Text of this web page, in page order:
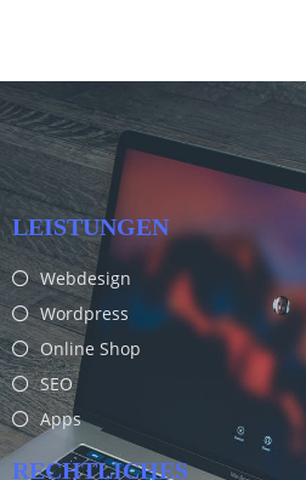
LEISTUNGEN
Webdesign
Wordpress
Online Shop
SEO
Apps
RECHTLICHES